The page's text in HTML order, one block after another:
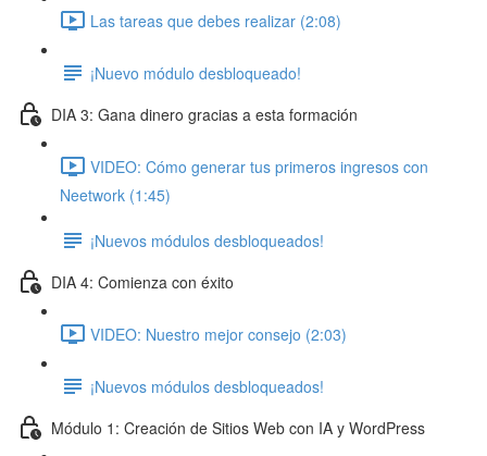
Las tareas que debes realizar (2:08)
¡Nuevo módulo desbloqueado!
DIA 3: Gana dinero gracias a esta formación
VIDEO: Cómo generar tus primeros ingresos con
Neetwork (1:45)
¡Nuevos módulos desbloqueados!
DIA 4: Comienza con éxito
VIDEO: Nuestro mejor consejo (2:03)
¡Nuevos módulos desbloqueados!
Módulo 1: Creación de Sitios Web con IA y WordPress